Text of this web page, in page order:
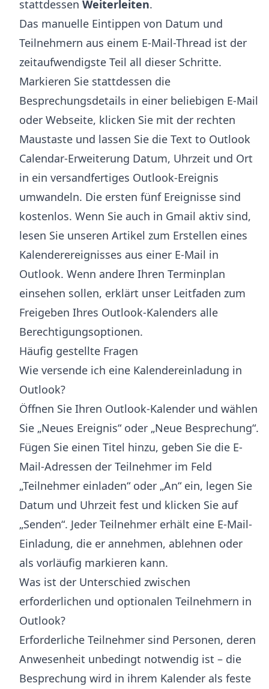
stattdessen Weiterleiten.
Das manuelle Eintippen von Datum und
Teilnehmern aus einem E-Mail-Thread ist der
zeitaufwendigste Teil all dieser Schritte.
Markieren Sie stattdessen die
Besprechungsdetails in einer beliebigen E-Mail
oder Webseite, klicken Sie mit der rechten
Maustaste und lassen Sie die Text to Outlook
Calendar-Erweiterung Datum, Uhrzeit und Ort
in ein versandfertiges Outlook-Ereignis
umwandeln. Die ersten fünf Ereignisse sind
kostenlos. Wenn Sie auch in Gmail aktiv sind,
lesen Sie unseren Artikel zum Erstellen eines
Kalenderereignisses aus einer E-Mail in
Outlook. Wenn andere Ihren Terminplan
einsehen sollen, erklärt unser Leitfaden zum
Freigeben Ihres Outlook-Kalenders alle
Berechtigungsoptionen.
Häufig gestellte Fragen
Wie versende ich eine Kalendereinladung in
Outlook?
Öffnen Sie Ihren Outlook-Kalender und wählen
Sie „Neues Ereignis“ oder „Neue Besprechung“.
Fügen Sie einen Titel hinzu, geben Sie die E-
Mail-Adressen der Teilnehmer im Feld
„Teilnehmer einladen“ oder „An“ ein, legen Sie
Datum und Uhrzeit fest und klicken Sie auf
„Senden“. Jeder Teilnehmer erhält eine E-Mail-
Einladung, die er annehmen, ablehnen oder
als vorläufig markieren kann.
Was ist der Unterschied zwischen
erforderlichen und optionalen Teilnehmern in
Outlook?
Erforderliche Teilnehmer sind Personen, deren
Anwesenheit unbedingt notwendig ist – die
Besprechung wird in ihrem Kalender als feste